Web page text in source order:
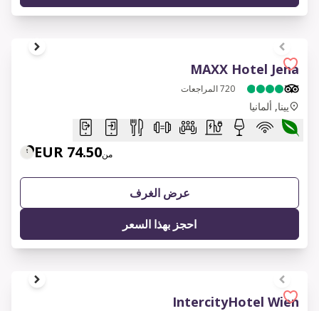
1 of 10
MAXX Hotel Jena
720المراجعات
يينا, ألمانيا
من74.50 EUR
عرض الغرف
احجز بهذا السعر
1 of 9
IntercityHotel Wien